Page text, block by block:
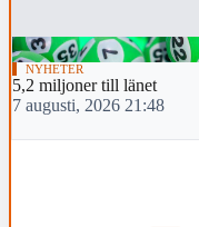
NYHETER
5,2 miljoner till länet
7 augusti, 2026 21:48